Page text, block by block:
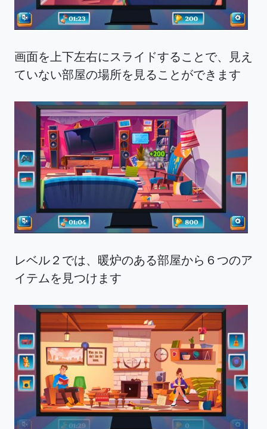
画面を上下左右にスライドすることで、見え
ていない部屋の場所を見ることができます
レベル２では、暖炉のある部屋から６つのア
イテムを見つけます